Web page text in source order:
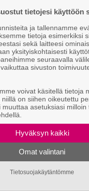
Parikka
tietojesi käyttöön
ja tallennamme
tietoja esimerkiksi
sekä laitteesi
yksityiskohtaisesti
seuraavalla
sivuston
voivat käsitellä tietoja
on siihen oikeutettu
asetuksiasi milloin
Hyväksyn kaikki
Omat valintani
Tietosuojakäytäntömme